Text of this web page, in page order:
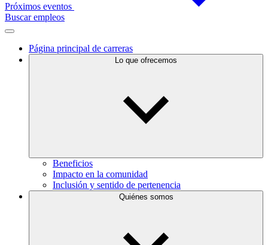
Próximos eventos
Buscar empleos
Página principal de carreras
Lo que ofrecemos
Beneficios
Impacto en la comunidad
Inclusión y sentido de pertenencia
Quiénes somos